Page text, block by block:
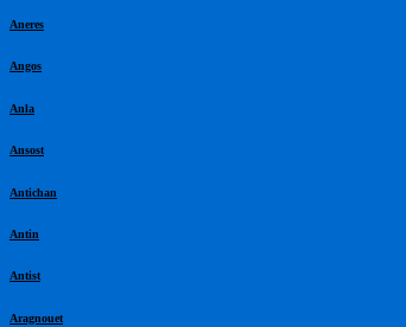
Aneres
Angos
Anla
Ansost
Antichan
Antin
Antist
Aragnouet